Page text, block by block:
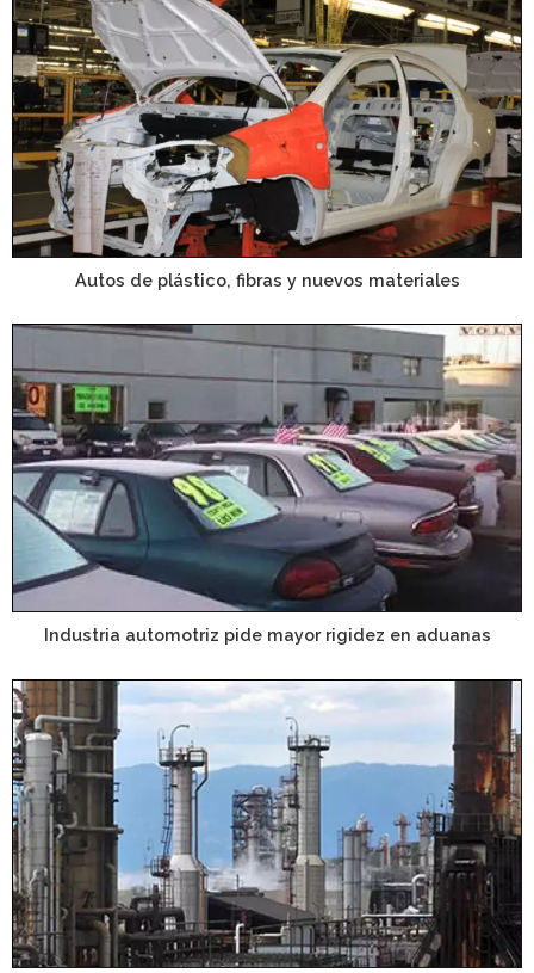
Autos de plástico, fibras y nuevos materiales
Industria automotriz pide mayor rigidez en aduanas